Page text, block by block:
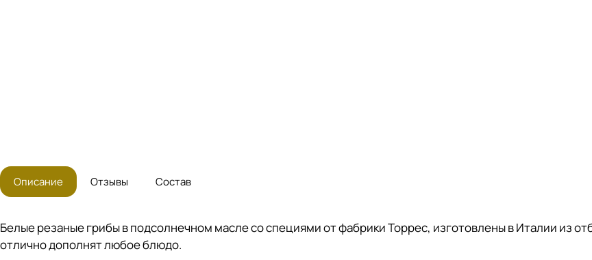
Описание Отзывы Состав
Белые резаные грибы в подсолнечном масле со специями от фабрики Торрес, изготовлены в Италии из
отлично дополнят любое блюдо.